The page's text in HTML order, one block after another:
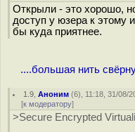
Открыли - это хорошо,
доступ у юзера к этому
бы куда приятнее.
....большая нить
1.9 ,Аноним (6), 11:18, 31/08/
[к модератору]
>Secure Encrypted